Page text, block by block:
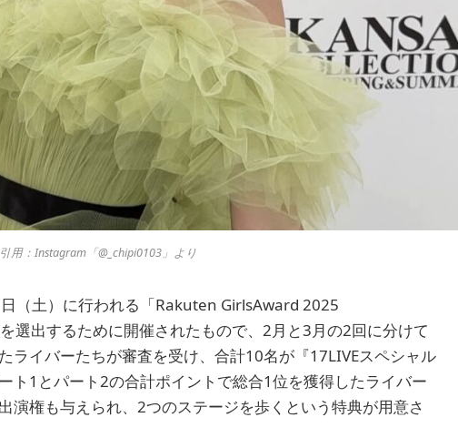
用：Instagram「@_chipi0103」より
（土）に行われる「Rakuten GirlsAward 2025
選出するために開催されたもので、2月と3月の2回に分けて
ライバーたちが審査を受け、合計10名が『17LIVEスペシャル
ト1とパート2の合計ポイントで総合1位を獲得したライバー
演権も与えられ、2つのステージを歩くという特典が用意さ